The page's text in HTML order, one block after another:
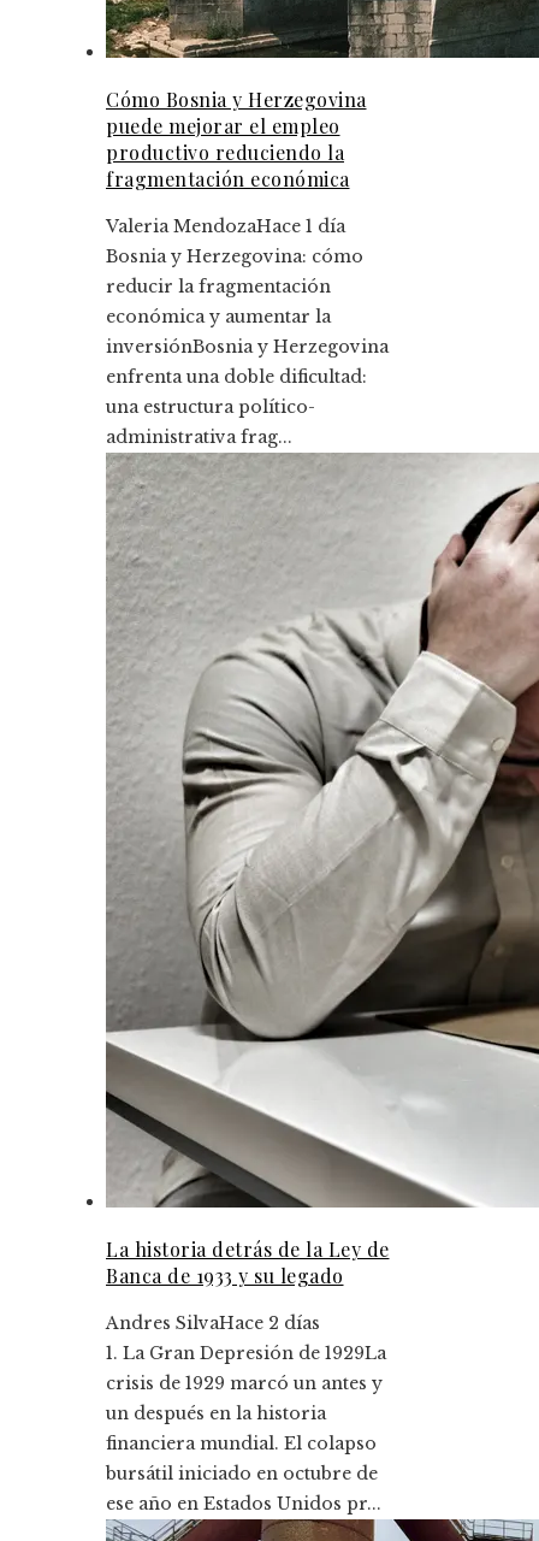
Cómo Bosnia y Herzegovina
puede mejorar el empleo
productivo reduciendo la
fragmentación económica
Valeria MendozaHace 1 día
Bosnia y Herzegovina: cómo
reducir la fragmentación
económica y aumentar la
inversiónBosnia y Herzegovina
enfrenta una doble dificultad:
una estructura político-
administrativa frag...
La historia detrás de la Ley de
Banca de 1933 y su legado
Andres SilvaHace 2 días
1. La Gran Depresión de 1929La
crisis de 1929 marcó un antes y
un después en la historia
financiera mundial. El colapso
bursátil iniciado en octubre de
ese año en Estados Unidos pr...